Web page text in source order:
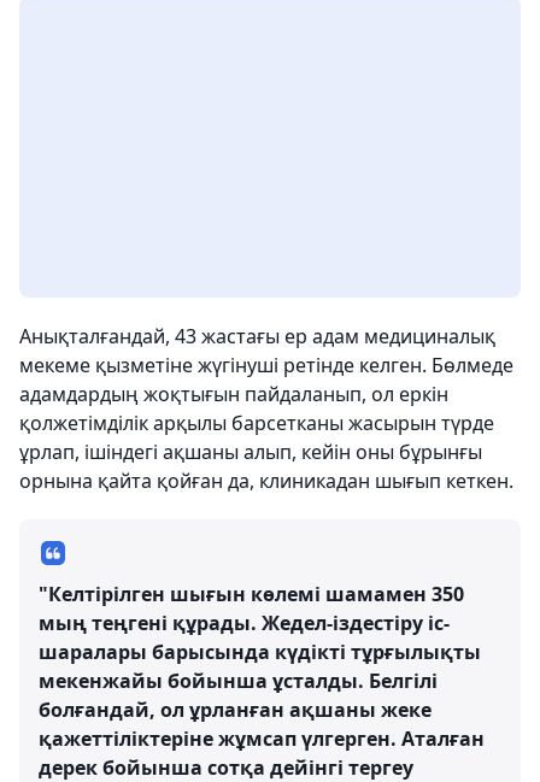
Анықталғандай, 43 жастағы ер адам медициналық
мекеме қызметіне жүгінуші ретінде келген. Бөлмеде
адамдардың жоқтығын пайдаланып, ол еркін
қолжетімділік арқылы барсетканы жасырын түрде
ұрлап, ішіндегі ақшаны алып, кейін оны бұрынғы
орнына қайта қойған да, клиникадан шығып кеткен.
"Келтірілген шығын көлемі шамамен 350
мың теңгені құрады. Жедел-іздестіру іс-
шаралары барысында күдікті тұрғылықты
мекенжайы бойынша ұсталды. Белгілі
болғандай, ол ұрланған ақшаны жеке
қажеттіліктеріне жұмсап үлгерген. Аталған
дерек бойынша сотқа дейінгі тергеу